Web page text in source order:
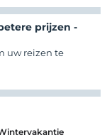
prijzen -
uw reizen te